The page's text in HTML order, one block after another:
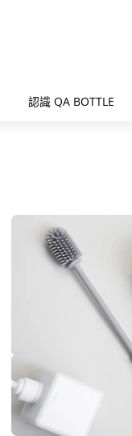
認識 QA BOTTLE